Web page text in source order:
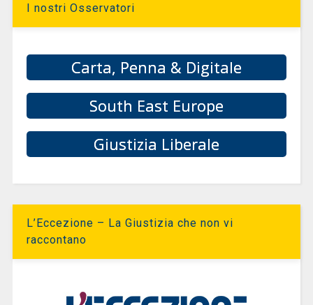
I nostri Osservatori
Carta, Penna & Digitale
South East Europe
Giustizia Liberale
L’Eccezione – La Giustizia che non vi
raccontano